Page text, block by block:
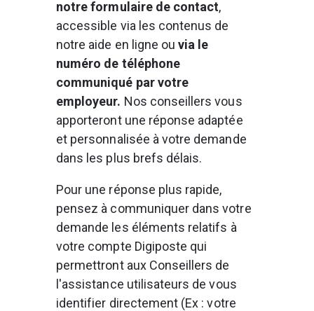
notre formulaire de contact,
accessible via les contenus de
notre aide en ligne ou via le
numéro de téléphone
communiqué par votre
employeur. Nos conseillers vous
apporteront une réponse adaptée
et personnalisée à votre demande
dans les plus brefs délais.
Pour une réponse plus rapide,
pensez à communiquer dans votre
demande les éléments relatifs à
votre compte Digiposte qui
permettront aux Conseillers de
l'assistance utilisateurs de vous
identifier directement (Ex : votre